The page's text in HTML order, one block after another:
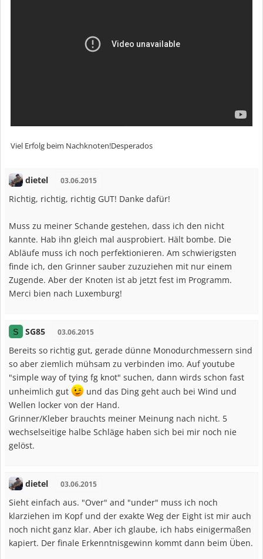
Viel Erfolg beim Nachknoten!Desperados
dietel 03.06.2015
Richtig, richtig, richtig GUT! Danke dafür!
Muss zu meiner Schande gestehen, dass ich den nicht
kannte. Hab ihn gleich mal ausprobiert. Hält bombe. Die
Abläufe muss ich noch perfektionieren. Am schwierigsten
finde ich, den Grinner sauber zuzuziehen mit nur einem
Zugende. Aber der Knoten ist ab jetzt fest im Programm.
Merci bien nach Luxemburg!
S SG85 03.06.2015
Bereits so richtig gut, gerade dünne Monodurchmessern sind
so aber ziemlich mühsam zu verbinden imo. Auf youtube
"simple way of tying fg knot" suchen, dann wirds schon fast
unheimlich gut
und das Ding geht auch bei Wind und
Wellen locker von der Hand.
Grinner/Kleber brauchts meiner Meinung nach nicht. 5
wechselseitige halbe Schläge haben sich bei mir noch nie
gelöst.
dietel 03.06.2015
Sieht einfach aus. "Over" and "under" muss ich noch
klarziehen im Kopf und der exakte Weg der Eight ist mir auch
noch nicht ganz klar. Aber ich glaube, ich habs einigermaßen
kapiert. Der finale Erkenntnisgewinn kommt dann beim Üben.